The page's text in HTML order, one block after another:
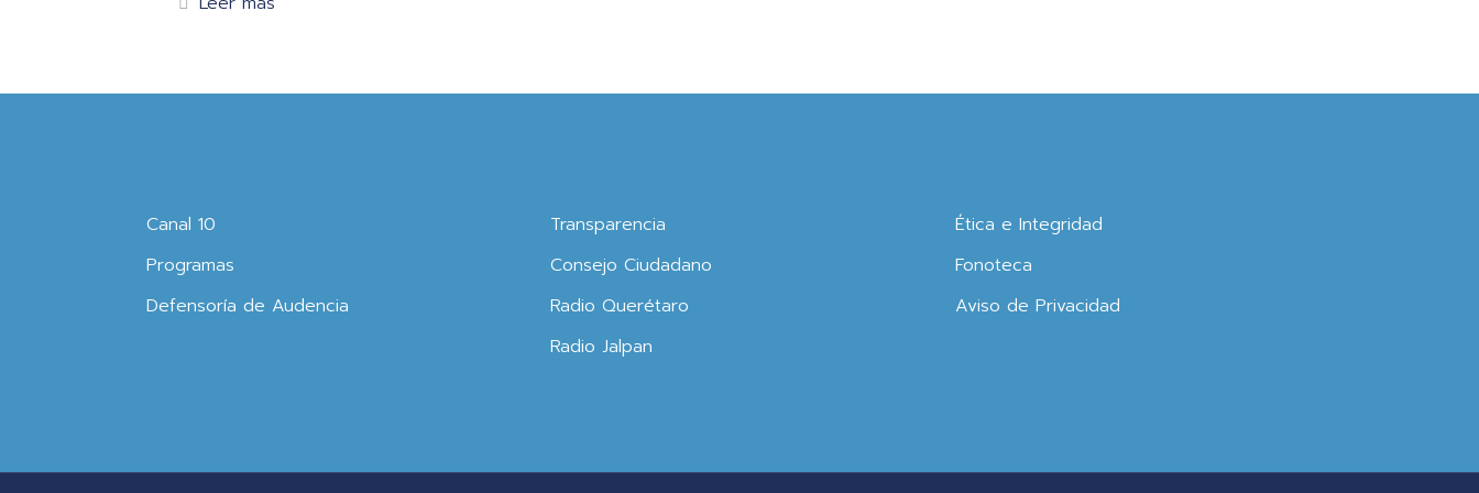
Canal 10
Programas
Defensoría de Audencia
Transparencia
Consejo Ciudadano
Radio Querétaro
Radio Jalpan
Ética e Integridad
Fonoteca
Aviso de Privacidad